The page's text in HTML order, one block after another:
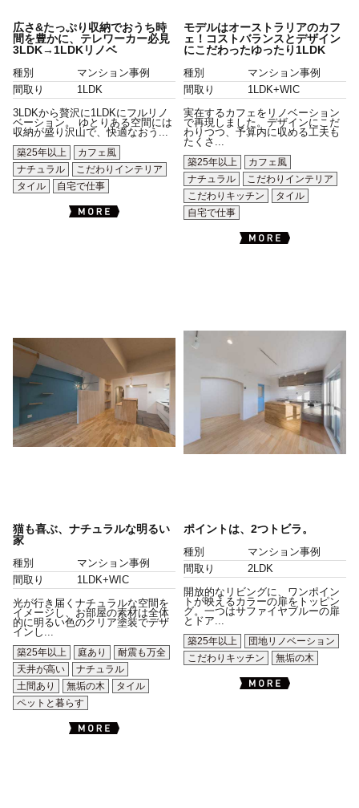
広さ&たっぷり収納でおうち時
間を豊かに、テレワーカー必見
3LDK→1LDKリノベ
種別
マンション事例
間取り
1LDK
3LDKから贅沢に1LDKにフルリノ
ベーション。 ゆとりある空間には
収納が盛り沢山で、快適なおう...
築25年以上
カフェ風
ナチュラル
こだわりインテリア
タイル
自宅で仕事
モデルはオーストラリアのカフ
ェ！コストバランスとデザイン
にこだわったゆったり1LDK
種別
マンション事例
間取り
1LDK+WIC
実在するカフェをリノベーション
で再現しました。デザインにこだ
わりつつ、予算内に収める工夫も
たくさ...
築25年以上
カフェ風
ナチュラル
こだわりインテリア
こだわりキッチン
タイル
自宅で仕事
猫も喜ぶ、ナチュラルな明るい
家
種別
マンション事例
間取り
1LDK+WIC
光が行き届くナチュラルな空間を
イメージし、お部屋の素材は全体
的に明るい色のクリア塗装でデザ
インし...
築25年以上
庭あり
耐震も万全
天井が高い
ナチュラル
土間あり
無垢の木
タイル
ペットと暮らす
ポイントは、2つトビラ。
種別
マンション事例
間取り
2LDK
開放的なリビングに、ワンポイン
トが映えるカラーの扉をトッピン
グ。一つはサファイヤブルーの扉
とドア...
築25年以上
団地リノベーション
こだわりキッチン
無垢の木